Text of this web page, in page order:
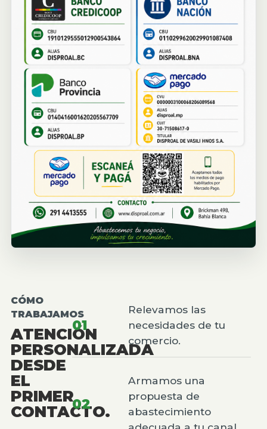
CÓMO
TRABAJAMOS
ATENCIÓN
PERSONALIZADA
DESDE
EL
PRIMER
CONTACTO.
01
Relevamos las
necesidades de tu
comercio.
02
Armamos una
propuesta de
abastecimiento